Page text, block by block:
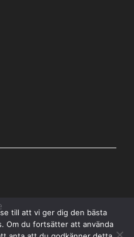
till att vi ger dig den bästa
Om du fortsätter att använda